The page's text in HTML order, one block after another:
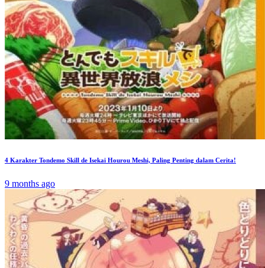
4 Karakter Tondemo Skill de Isekai Hourou Meshi, Paling Penting dalam Cerita!
9 months ago